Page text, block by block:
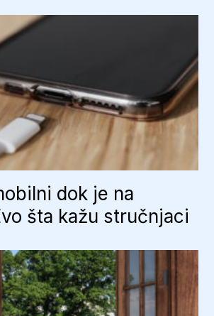
dok je na
šta kažu stručnjaci